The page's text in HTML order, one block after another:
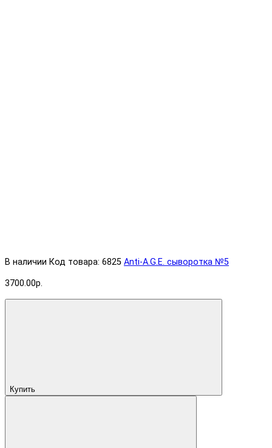
В наличии Код товара: 6825 Anti-A.G.E. cыворотка №5
3700.00р.
Купить